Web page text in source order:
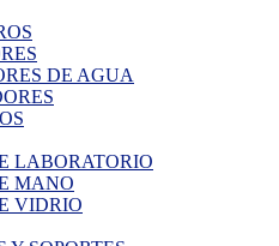
DE AGUA
LABORATORIO
MANO
VIDRIO